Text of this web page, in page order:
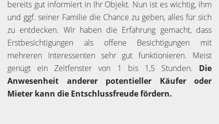
bereits gut informiert in Ihr Objekt. Nun ist es wichtig, ihm
und ggf. seiner Familie die Chance zu geben, alles für sich
zu entdecken. Wir haben die Erfahrung gemacht, dass
Erstbesichtigungen als offene Besichtigungen mit
mehreren Interessenten sehr gut funktionieren. Meist
genügt ein Zeitfenster von 1 bis 1,5 Stunden. Die
Anwesenheit anderer potentieller Käufer oder
Mieter kann die Entschlussfreude fördern.